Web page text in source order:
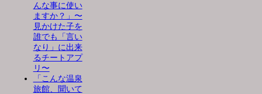
んな事に使い
ますか？」〜
見かけた子を
誰でも「言い
なり」に出来
るチートアプ
リ〜
「こんな温泉
旅館、聞いて